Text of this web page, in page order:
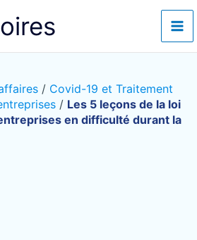
/ Covid-19 et Traitement
/ Les 5 leçons de la loi
en difficulté durant la